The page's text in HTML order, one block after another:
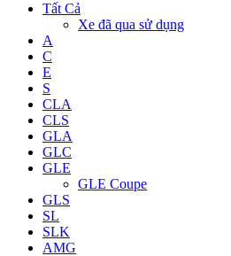
Tất Cả
Xe đã qua sử dụng
A
C
E
S
CLA
CLS
GLA
GLC
GLE
GLE Coupe
GLS
SL
SLK
AMG